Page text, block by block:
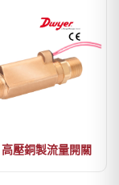
壓銅製流量開關